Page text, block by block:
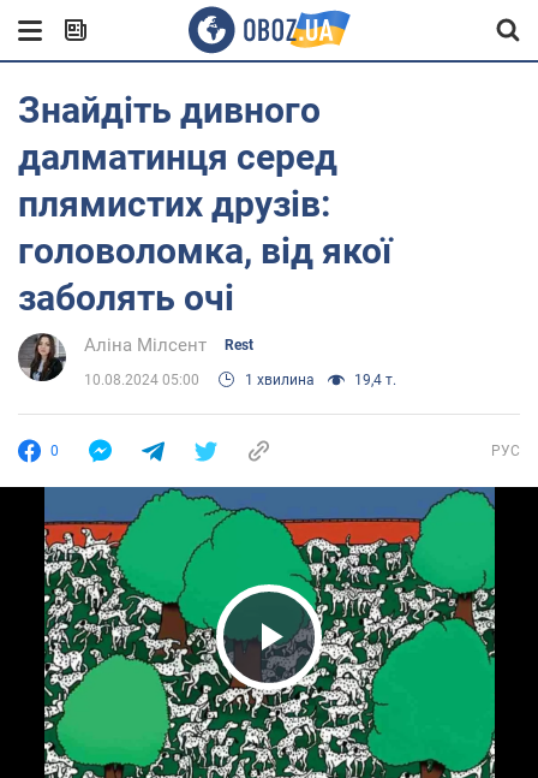
Знайдіть дивного
далматинця серед
плямистих друзів:
головоломка, від якої
заболять очі
Аліна Мілсент Rest
10.08.2024 05:00 1 хвилина 19,4 т.
0 РУС
Play Video